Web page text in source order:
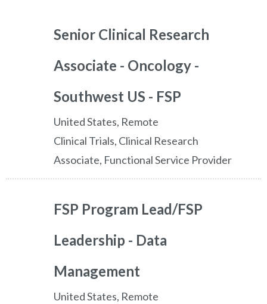
Senior Clinical Research
Associate - Oncology -
Southwest US - FSP
United States, Remote
Clinical Trials, Clinical Research
Associate, Functional Service Provider
FSP Program Lead/FSP
Leadership - Data
Management
United States, Remote